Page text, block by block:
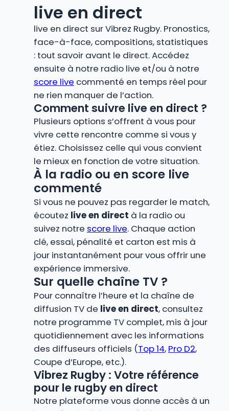
live en direct
live en direct sur Vibrez Rugby. Pronostics,
face-à-face, compositions, statistiques
: tout savoir avant le direct. Accédez
ensuite à notre radio live et/ou à notre
score live commenté en temps réel pour
ne rien manquer de l’action.
Comment suivre live en direct ?
Plusieurs options s’offrent à vous pour
vivre cette rencontre comme si vous y
étiez. Choisissez celle qui vous convient
le mieux en fonction de votre situation.
À la radio ou en score live
commenté
Si vous ne pouvez pas regarder le match,
écoutez live en direct à la radio ou
suivez notre score live. Chaque action
clé, essai, pénalité et carton est mis à
jour instantanément pour vous offrir une
expérience immersive.
Sur quelle chaîne TV ?
Pour connaître l’heure et la chaîne de
diffusion TV de live en direct, consultez
notre programme TV complet, mis à jour
quotidiennement avec les informations
des diffuseurs officiels (Top 14, Pro D2,
Coupe d’Europe, etc.).
Vibrez Rugby : Votre référence
pour le rugby en direct
Notre plateforme vous donne accès à un